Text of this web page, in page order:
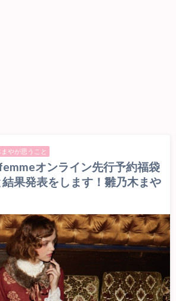
やが思うこと
オンライン先行予約福袋
果発表をします！雛乃木まや